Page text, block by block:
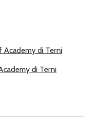
Academy di Terni
di Terni